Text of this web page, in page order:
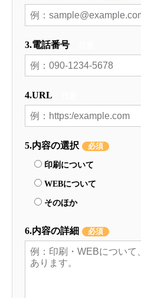
3.電話番号
4.URL
5.内容の選択 必須
印刷について
WEBについて
そのほか
6.内容の詳細 必須